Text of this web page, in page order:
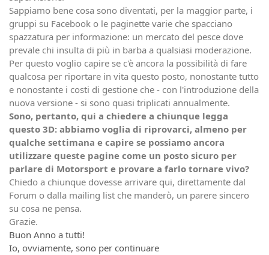
Sappiamo bene cosa sono diventati, per la maggior parte, i
gruppi su Facebook o le paginette varie che spacciano
spazzatura per informazione: un mercato del pesce dove
prevale chi insulta di più in barba a qualsiasi moderazione.
Per questo voglio capire se c'è ancora la possibilità di fare
qualcosa per riportare in vita questo posto, nonostante tutto
e nonostante i costi di gestione che - con l'introduzione della
nuova versione - si sono quasi triplicati annualmente.
Sono, pertanto, qui a chiedere a chiunque legga
questo 3D: abbiamo voglia di riprovarci, almeno per
qualche settimana e capire se possiamo ancora
utilizzare queste pagine come un posto sicuro per
parlare di Motorsport e provare a farlo tornare vivo?
Chiedo a chiunque dovesse arrivare qui, direttamente dal
Forum o dalla mailing list che manderò, un parere sincero
su cosa ne pensa.
Grazie.
Buon Anno a tutti!
Io, ovviamente, sono per continuare